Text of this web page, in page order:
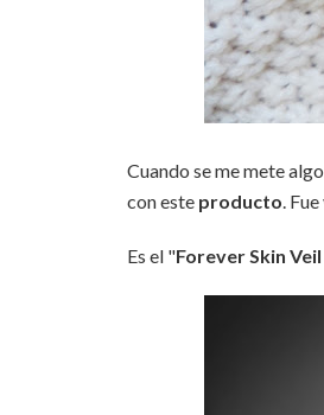
Cuando se me mete
con este producto.
Es el "Forever Skin Veil